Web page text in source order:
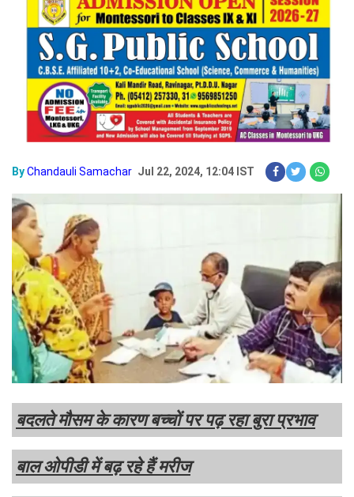
ByChandauli Samachar Jul 22, 2024, 12:04 IST
बदलते मौसम के कारण बच्चों पर पढ़ रहा बुरा प्रभाव
बाल ओपीडी में बढ़ रहे हैं मरीज